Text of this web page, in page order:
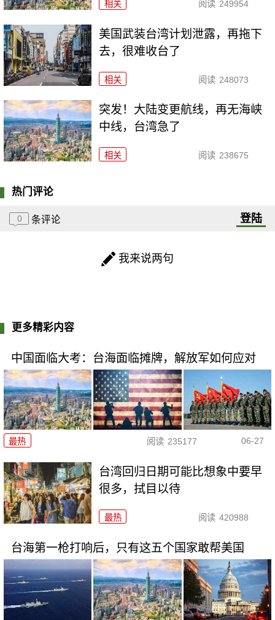
相关 阅读 249954
美国武装台湾计划泄露，再拖下
去，很难收台了
相关 阅读 248073
突发！大陆变更航线，再无海峡
中线，台湾急了
相关 阅读 238675
热门评论
0 条评论 登陆
我来说两句
更多精彩内容
中国面临大考：台海面临摊牌，解放军如何应对
最热 阅读 235177 06-27
台湾回归日期可能比想象中要早
很多，拭目以待
最热 阅读 420988
台海第一枪打响后，只有这五个国家敢帮美国